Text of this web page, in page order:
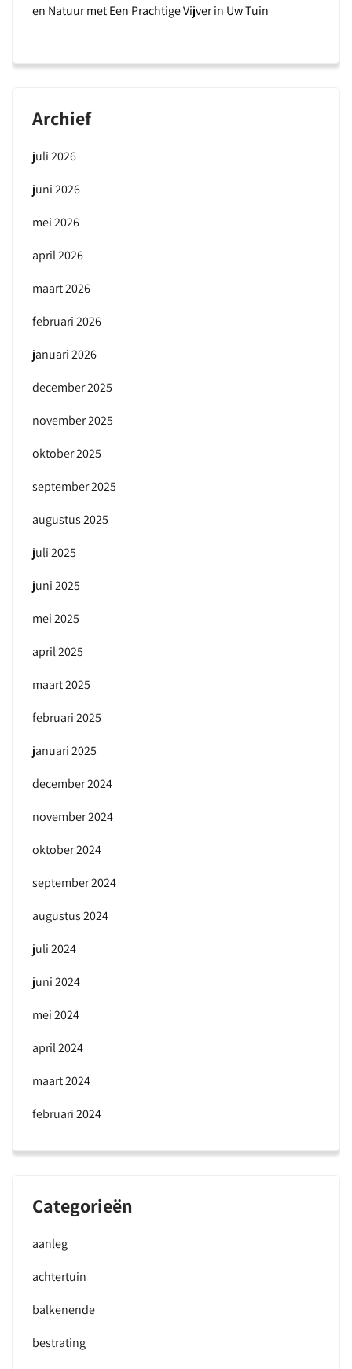
en Natuur met Een Prachtige Vijver in Uw Tuin
Archief
juli 2026
juni 2026
mei 2026
april 2026
maart 2026
februari 2026
januari 2026
december 2025
november 2025
oktober 2025
september 2025
augustus 2025
juli 2025
juni 2025
mei 2025
april 2025
maart 2025
februari 2025
januari 2025
december 2024
november 2024
oktober 2024
september 2024
augustus 2024
juli 2024
juni 2024
mei 2024
april 2024
maart 2024
februari 2024
Categorieën
aanleg
achtertuin
balkenende
bestrating